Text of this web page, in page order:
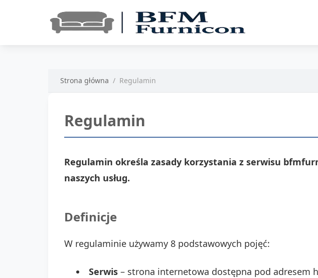
Strona główna Regulamin
Regulamin
Regulamin określa zasady korzystania z serwisu
naszych usług.
Definicje
W regulaminie używamy 8 podstawowych pojęć:
Serwis – strona internetowa dostępna pod adresem